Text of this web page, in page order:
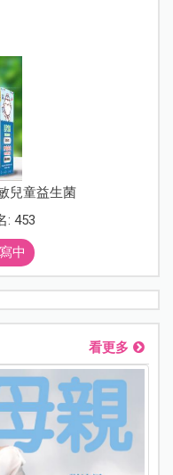
兒童益生菌
: 453
中
看更多